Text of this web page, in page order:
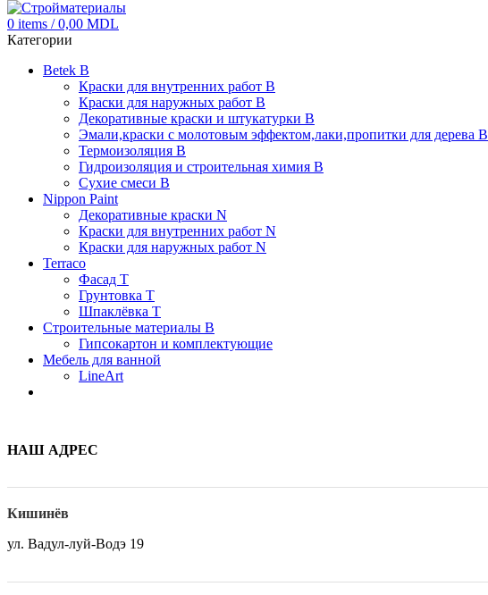
0 items / 0,00 MDL
Категории
Betek B
Краски для внутренних работ B
Краски для наружных работ B
Декоративные краски и штукатурки В
Эмали,краски с молотовым эффектом,лаки,пропитки для дерева В
Термоизоляция В
Гидроизоляция и строительная химия В
Сухие смеси B
Nippon Paint
Декоративные краски N
Краски для внутренних работ N
Краски для наружных работ N
Terraco
Фасад Т
Грунтовка T
Шпаклёвка T
Строительные материалы В
Гипсокартон и комплектующие
Мебель для ванной
LineArt
НАШ АДРЕС
Кишинёв
ул. Вадул-луй-Водэ 19